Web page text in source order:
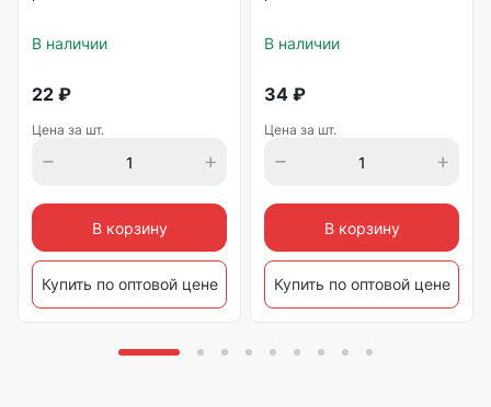
В наличии
22 ₽
Цена за шт.
В корзину
Купить по оптовой цене
В наличии
34 ₽
Цена за шт.
В корзину
Купить по оптовой цене